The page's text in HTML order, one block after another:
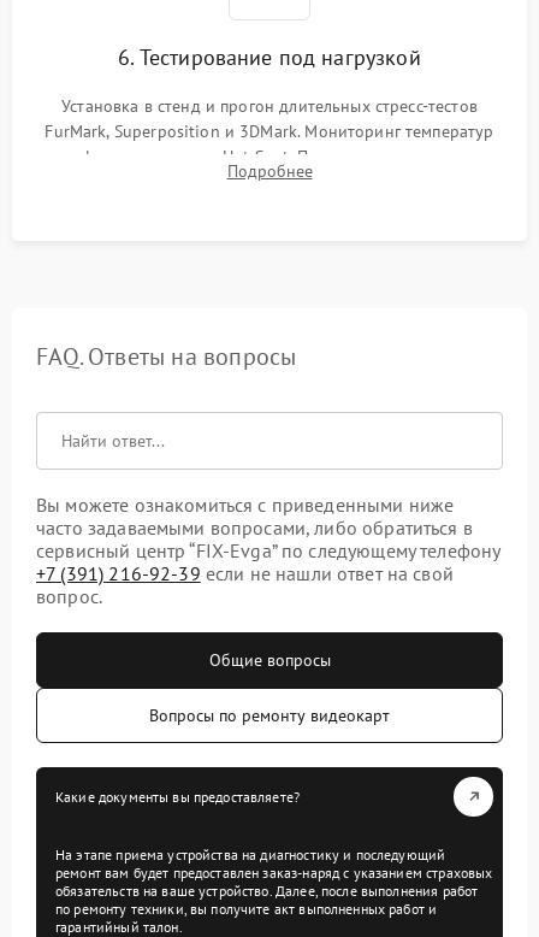
6. Тестирование под нагрузкой
Установка в стенд и прогон длительных стресс-тестов
FurMark, Superposition и 3DMark. Мониторинг температур
графического чипа и Hot Spot. Проверка на отсутствие
артефактов изображения, вылетов драйвера и зависаний.
Подробнее
FAQ. Ответы на вопросы
Вы можете ознакомиться с приведенными ниже
часто задаваемыми вопросами, либо обратиться в
сервисный центр “FIX-Evga” по следующему телефону
+7 (391) 216-92-39 если не нашли ответ на свой
вопрос.
Общие вопросы
Вопросы по ремонту видеокарт
Какие документы вы предоставляете?
На этапе приема устройства на диагностику и последующий
ремонт вам будет предоставлен заказ-наряд с указанием страховых
обязательств на ваше устройство. Далее, после выполнения работ
по ремонту техники, вы получите акт выполненных работ и
гарантийный талон.